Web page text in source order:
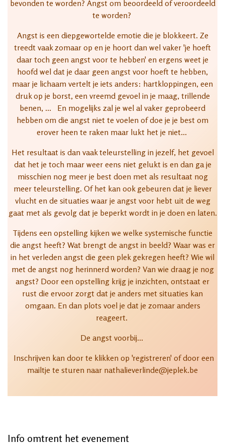
bevonden te worden? Angst om beoordeeld of veroordeeld
te worden?
Angst is een diepgewortelde emotie die je blokkeert. Ze
treedt vaak zomaar op en je hoort dan wel vaker 'je hoeft
daar toch geen angst voor te hebben' en ergens weet je
hoofd wel dat je daar geen angst voor hoeft te hebben,
maar je lichaam vertelt je iets anders: hartkloppingen, een
druk op je borst, een vreemd gevoel in je maag, trillende
benen, ... En mogelijks zal je wel al vaker geprobeerd
hebben om die angst niet te voelen of doe je je best om
erover heen te raken maar lukt het je niet...
Het resultaat is dan vaak teleurstelling in jezelf, het gevoel
dat het je toch maar weer eens niet gelukt is en dan ga je
misschien nog meer je best doen met als resultaat nog
meer teleurstelling. Of het kan ook gebeuren dat je liever
vlucht en de situaties waar je angst voor hebt uit de weg
gaat met als gevolg dat je beperkt wordt in je doen en laten.
Tijdens een opstelling kijken we welke systemische functie
die angst heeft? Wat brengt de angst in beeld? Waar was er
in het verleden angst die geen plek gekregen heeft? Wie wil
met de angst nog herinnerd worden? Van wie draag je nog
angst? Door een opstelling krijg je inzichten, ontstaat er
rust die ervoor zorgt dat je anders met situaties kan
omgaan. En dan plots voel je dat je zomaar anders
reageert.
De angst voorbij...
Inschrijven kan door te klikken op 'registreren' of door een
mailtje te sturen naar nathalieverlinde@jeplek.be
Info omtrent het evenement